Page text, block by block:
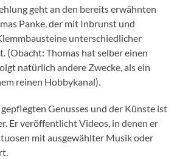
geht an den bereits erwähnten
Panke, der mit Inbrunst und
unterschiedlicher
(Obacht: Thomas hat selber einen
natürlich andere Zwecke, als ein
reinen Hobbykanal).
Genusses und der Künste ist
Er veröffentlicht Videos, in denen er
mit ausgewählter Musik oder